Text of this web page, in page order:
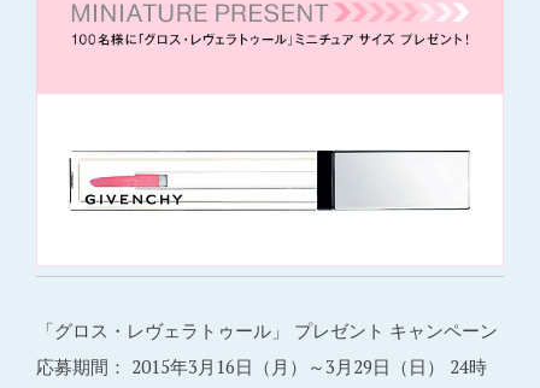
「グロス・レヴェラトゥール」 プレゼント キャンペーン
応募期間： 2015年3月16日（月）～3月29日（日） 24時